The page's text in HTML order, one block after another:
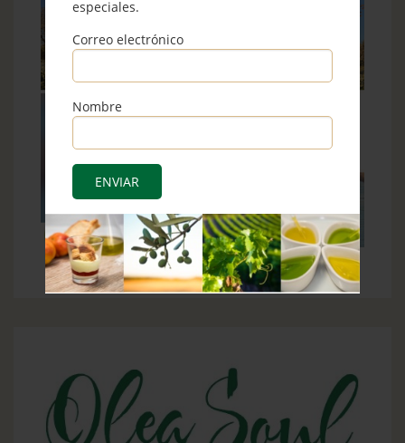
especiales.
Correo electrónico
Nombre